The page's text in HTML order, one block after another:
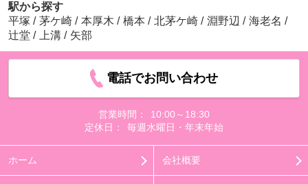
駅から探す
平塚 / 茅ケ崎 / 本厚木 / 橋本 / 北茅ケ崎 / 淵野辺 / 海老名 /
辻堂 / 上溝 / 矢部
電話でお問い合わせ
営業時間：
10:00～18:30
定休日：
毎週水曜日・年末年始
ホーム 会社概要